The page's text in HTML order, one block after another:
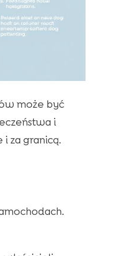
może być
i
za granicą.